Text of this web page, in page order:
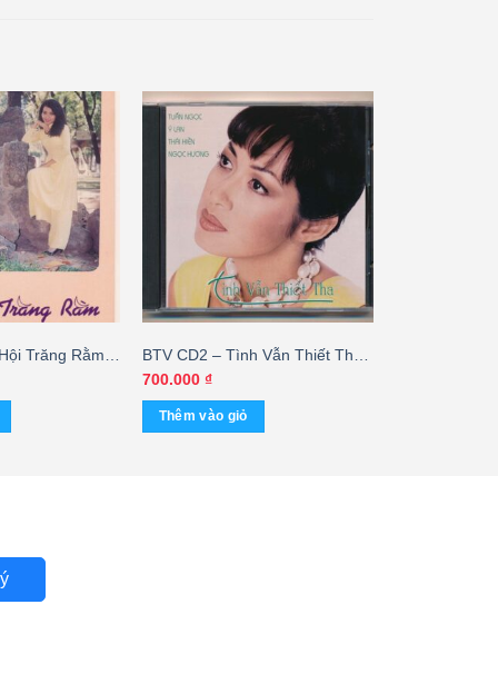
Trăng Rằm 3
BTV CD2 – Tình Vẫn Thiết Tha
(3 Góc)
700.000 ₫
Thêm vào giỏ